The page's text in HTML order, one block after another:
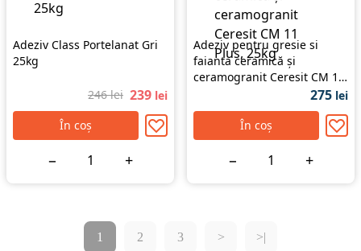
Adeziv Class Portelanat Gri
25kg
246 lei 239 lei
În coș
− +
Adeziv pentru gresie si
faianta ceramică și
ceramogranit Ceresit CM 11
275 lei
În coș
− +
1 2 3 > >|